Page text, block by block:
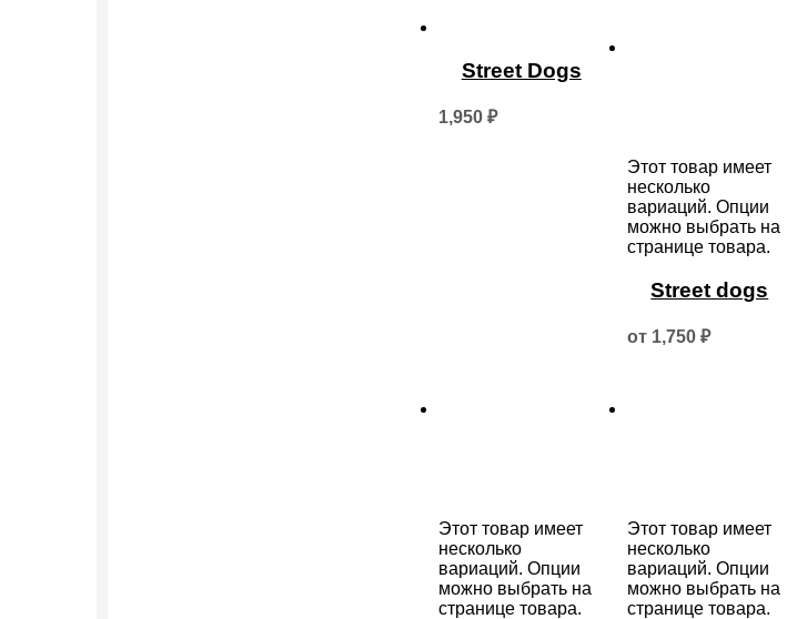
Street Dogs
1,950 ₽
Этот товар имеет
несколько
вариаций. Опции
можно выбрать на
странице товара.
Street dogs
от 1,750 ₽
Этот товар имеет
несколько
вариаций. Опции
можно выбрать на
странице товара.
Этот товар имеет
несколько
вариаций. Опции
можно выбрать на
странице товара.